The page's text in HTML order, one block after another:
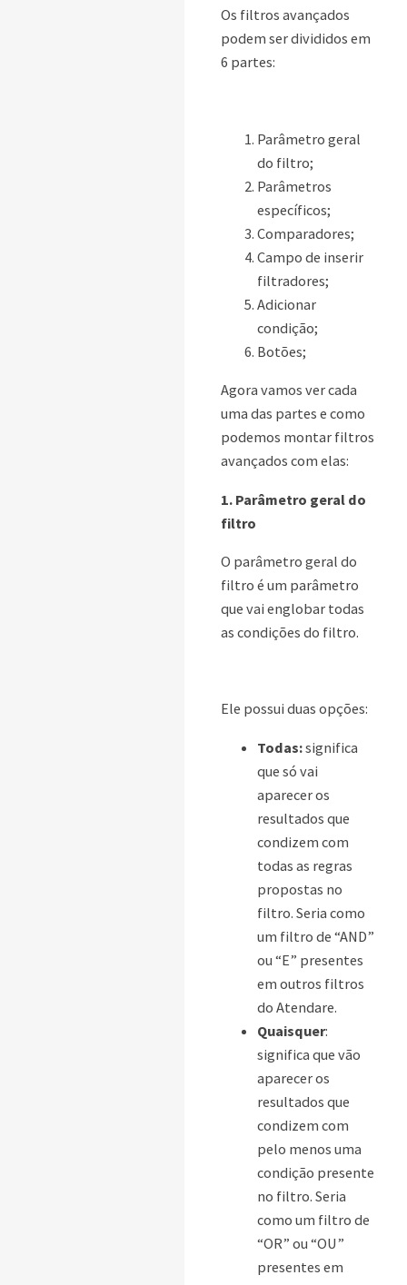
Os filtros avançados
podem ser divididos em
6 partes:
Parâmetro geral
do filtro;
Parâmetros
específicos;
Comparadores;
Campo de inserir
filtradores;
Adicionar
condição;
Botões;
Agora vamos ver cada
uma das partes e como
podemos montar filtros
avançados com elas:
1. Parâmetro geral do
filtro
O parâmetro geral do
filtro é um parâmetro
que vai englobar todas
as condições do filtro.
Ele possui duas opções:
Todas:significa
que só vai
aparecer os
resultados que
condizem com
todas as regras
propostas no
filtro. Seria como
um filtro de “AND”
ou “E” presentes
em outros filtros
do Atendare.
Quaisquer:
significa que vão
aparecer os
resultados que
condizem com
pelo menos uma
condição presente
no filtro. Seria
como um filtro de
“OR” ou “OU”
presentes em